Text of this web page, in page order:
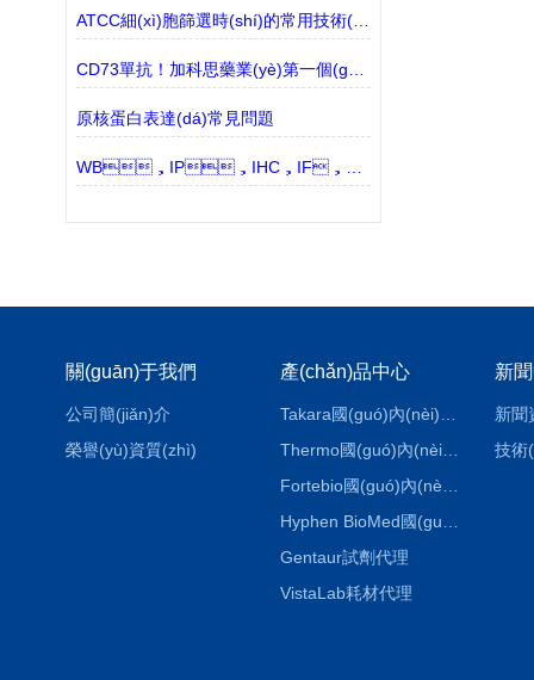
ATCC細(xì)胞篩選時(shí)的常用技術(shù)講解
原核蛋白表達(dá)常見問題
關(guān)于我們
公司簡(jiǎn)介
榮譽(yù)資質(zhì)
產(chǎn)品中心
Thermo國(guó)內(nèi)代理
Gentaur試劑代理
VistaLab耗材代理
新
新聞
技術